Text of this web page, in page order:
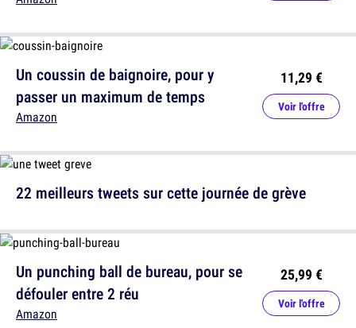
Un coussin de baignoire, pour y
passer un maximum de temps
Amazon
11,29 €
Voir l'offre
Un punching ball de bureau, pour se
défouler entre 2 réu
Amazon
25,99 €
Voir l'offre
22 meilleurs tweets sur cette journée de grève